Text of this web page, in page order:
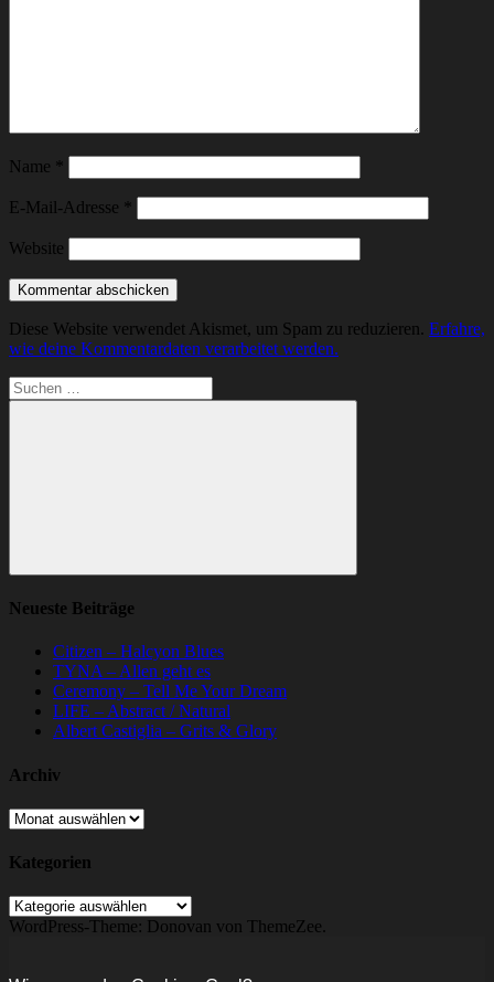
Name *
E-Mail-Adresse *
Website
Diese Website verwendet Akismet, um Spam zu reduzieren. Erfahre,
wie deine Kommentardaten verarbeitet werden.
Suchen
nach:
Suchen
Neueste Beiträge
Citizen – Halcyon Blues
TYNA – Allen geht es
Ceremony – Tell Me Your Dream
LIFE – Abstract / Natural
Albert Castiglia – Grits & Glory
Archiv
Archiv
Kategorien
Kategorien
WordPress-Theme: Donovan von ThemeZee.